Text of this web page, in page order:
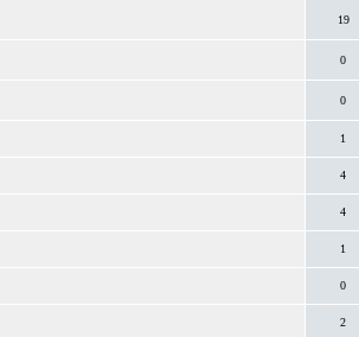
19
0
0
1
4
4
1
0
2